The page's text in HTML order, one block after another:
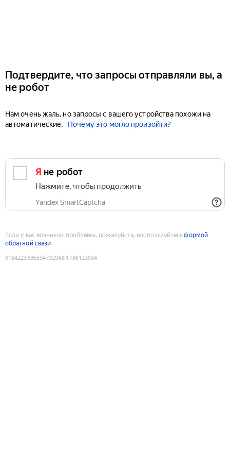
Подтвердите, что запросы отправляли вы, а
не робот
Нам очень жаль, но запросы с вашего устройства похожи на
автоматические.
Почему это могло произойти?
Я не робот
Нажмите, чтобы продолжить
Yandex SmartCaptcha
Если у вас возникли проблемы, пожалуйста, воспользуйтесьформой
обратной связи
9184223336534792943:1786123034